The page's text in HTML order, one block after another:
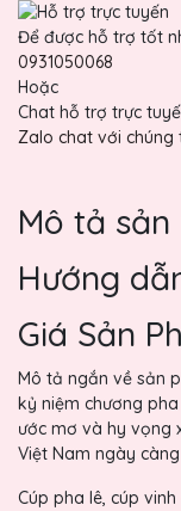
Để được hỗ trợ tốt
0931050068
Hoặc
Chat hỗ trợ trực
Zalo chat với chúng
Mô tả
Hướng
Giá Sản
Mô tả ngắn về sản
kỷ niệm chương
ước mơ và hy vọng
Việt Nam ngày
Cúp pha lê, cúp